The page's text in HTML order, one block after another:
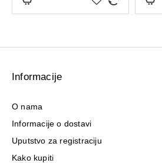
Informacije
O nama
Informacije o dostavi
Uputstvo za registraciju
Kako kupiti